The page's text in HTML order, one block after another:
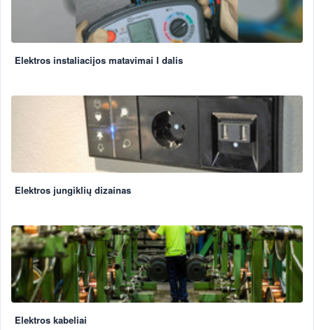
Elektros instaliacijos matavimai I dalis
Elektros jungiklių dizainas
Elektros kabeliai